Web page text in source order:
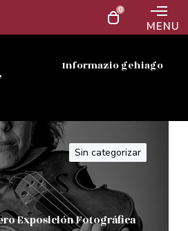
0
MENU
Informazio gehiago
Sin categorizar
Exposición Fotográfica